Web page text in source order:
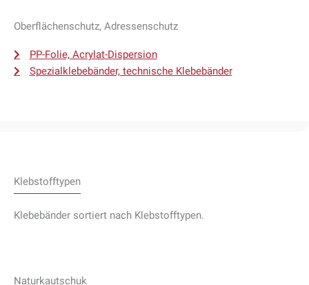
Oberflächenschutz, Adressenschutz
PP-Folie, Acrylat-Dispersion
Spezialklebebänder, technische Klebebänder
Klebstofftypen
Klebebänder sortiert nach Klebstofftypen.
Naturkautschuk